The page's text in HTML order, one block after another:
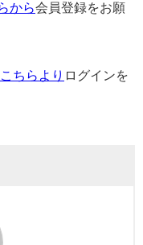
から会員登録をお願
こちらより ログインを